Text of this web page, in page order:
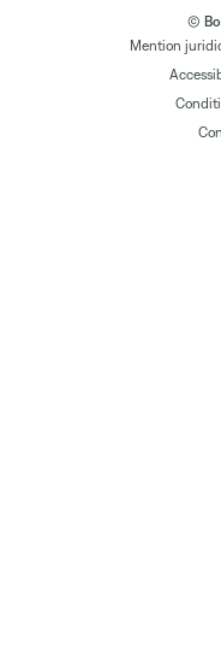
©
Mention